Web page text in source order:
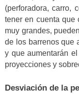
(perforadora, carro,
tener en cuenta que
muy grandes,
de los barrenos que
y que aumentarán
proyecciones y
Desviación de la